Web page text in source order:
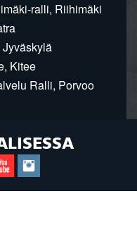
ralli, Riihimäki
Kitee
Ralli, Porvoo